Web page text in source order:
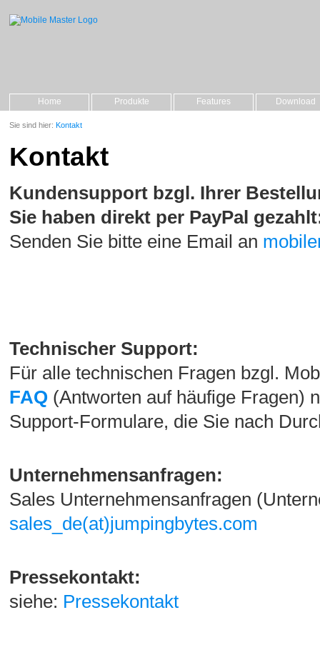
Home Produkte Features Download
Kontakt
Kundensupport bzgl. Ihrer
Sie haben direkt per PayPal
Senden Sie bitte eine Email an
Technischer Support:
Für alle technischen Fragen bzgl.
FAQ (Antworten auf häufige Fragen)
Support-Formulare, die Sie nach
Unternehmensanfragen:
Sales Unternehmensanfragen
sales_de(at)jumpingbytes.com
Pressekontakt:
siehe: Pressekontakt
Sie sind hier: Kontakt